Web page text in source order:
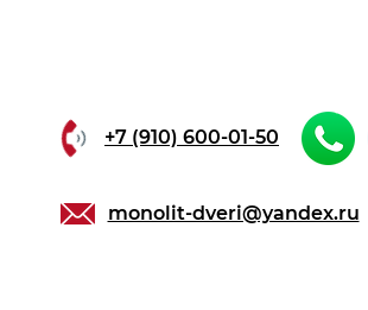
+7 (910) 600-01-50
monolit-dveri@yandex.ru